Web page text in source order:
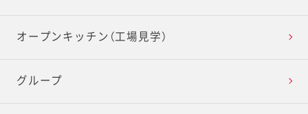
オープンキッチン（工場見学）
グループ